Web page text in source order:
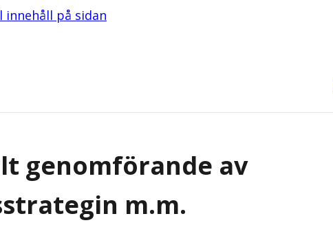
innehåll på sidan
genomförande av
m.m.